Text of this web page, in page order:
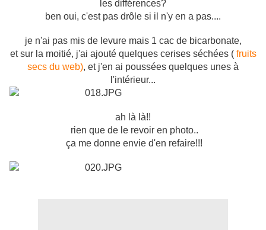
les différences?
ben oui, c'est pas drôle si il n'y en a pas....
je n'ai pas mis de levure mais 1 cac de bicarbonate,
et sur la moitié, j'ai ajouté quelques cerises séchées ( fruits
secs du web), et j'en ai poussées quelques unes à
l'intérieur...
ah là là!!
rien que de le revoir en photo..
ça me donne envie d'en refaire!!!